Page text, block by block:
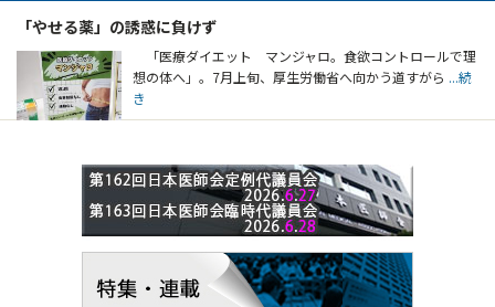
「やせる薬」の誘惑に負けず
「医療ダイエット マンジャロ。食欲コントロールで理
想の体へ」。7月上旬、厚生労働省へ向かう道すがら ...続
き